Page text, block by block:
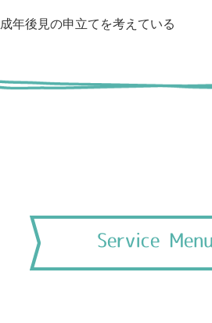
成年後見の申立てを考えている
Service Menu